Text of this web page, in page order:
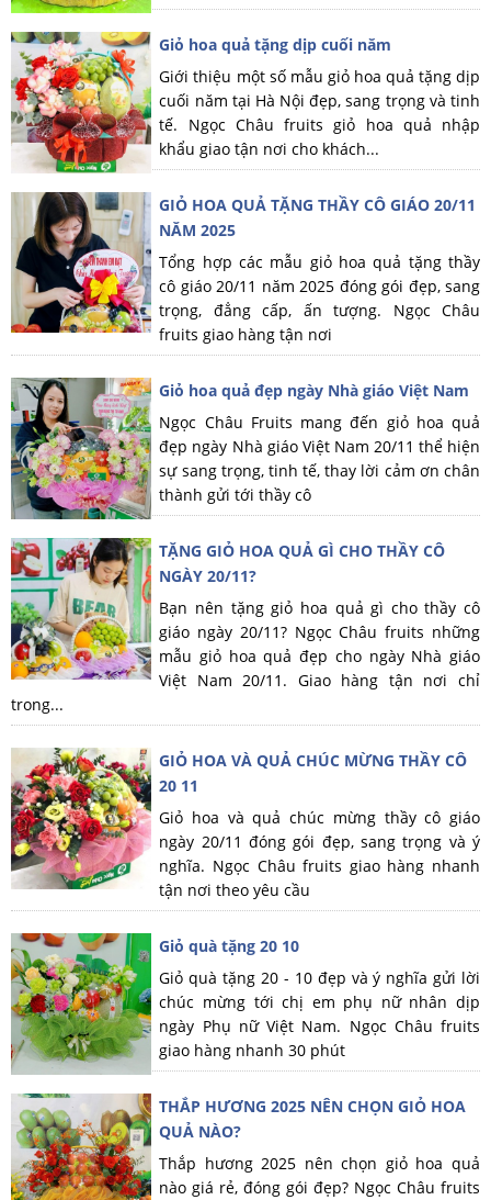
Giỏ hoa quả tặng dịp cuối năm
Giới thiệu một số mẫu giỏ hoa quả tặng dịp
cuối năm tại Hà Nội đẹp, sang trọng và tinh
tế. Ngọc Châu fruits giỏ hoa quả nhập
khẩu giao tận nơi cho khách...
GIỎ HOA QUẢ TẶNG THẦY CÔ GIÁO 20/11
NĂM 2025
Tổng hợp các mẫu giỏ hoa quả tặng thầy
cô giáo 20/11 năm 2025 đóng gói đẹp, sang
trọng, đẳng cấp, ấn tượng. Ngọc Châu
fruits giao hàng tận nơi
Giỏ hoa quả đẹp ngày Nhà giáo Việt Nam
Ngọc Châu Fruits mang đến giỏ hoa quả
đẹp ngày Nhà giáo Việt Nam 20/11 thể hiện
sự sang trọng, tinh tế, thay lời cảm ơn chân
thành gửi tới thầy cô
TẶNG GIỎ HOA QUẢ GÌ CHO THẦY CÔ
NGÀY 20/11?
Bạn nên tặng giỏ hoa quả gì cho thầy cô
giáo ngày 20/11? Ngọc Châu fruits những
mẫu giỏ hoa quả đẹp cho ngày Nhà giáo
Việt Nam 20/11. Giao hàng tận nơi chỉ
trong...
GIỎ HOA VÀ QUẢ CHÚC MỪNG THẦY CÔ
20 11
Giỏ hoa và quả chúc mừng thầy cô giáo
ngày 20/11 đóng gói đẹp, sang trọng và ý
nghĩa. Ngọc Châu fruits giao hàng nhanh
tận nơi theo yêu cầu
Giỏ quà tặng 20 10
Giỏ quà tặng 20 - 10 đẹp và ý nghĩa gửi lời
chúc mừng tới chị em phụ nữ nhân dịp
ngày Phụ nữ Việt Nam. Ngọc Châu fruits
giao hàng nhanh 30 phút
THẮP HƯƠNG 2025 NÊN CHỌN GIỎ HOA
QUẢ NÀO?
Thắp hương 2025 nên chọn giỏ hoa quả
nào giá rẻ, đóng gói đẹp? Ngọc Châu fruits